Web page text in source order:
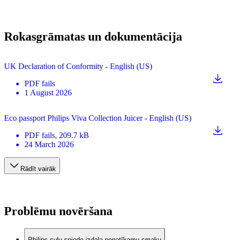
Rokasgrāmatas un dokumentācija
UK Declaration of Conformity - English (US)
PDF fails
1 August 2026
Eco passport Philips Viva Collection Juicer - English (US)
PDF fails, 209.7 kB
24 March 2026
Rādīt vairāk
Problēmu novēršana